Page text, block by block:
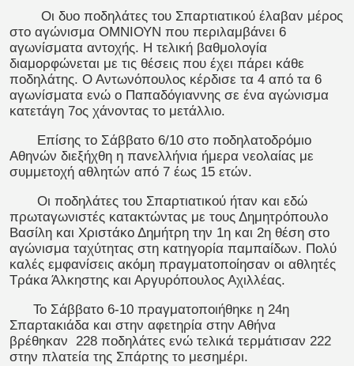
Οι δυο ποδηλάτες του Σπαρτιατικού έλαβαν μέρος
στο αγώνισμα ΟΜΝΙΟΥΝ που περιλαμβάνει 6
αγωνίσματα αντοχής. Η τελική βαθμολογία
διαμορφώνεται με τις θέσεις που έχει πάρει κάθε
ποδηλάτης. Ο Αντωνόπουλος κέρδισε τα 4 από τα 6
αγωνίσματα ενώ ο Παπαδόγιαννης σε ένα αγώνισμα
κατετάγη 7ος χάνοντας το μετάλλιο.
Επίσης το Σάββατο 6/10 στο ποδηλατοδρόμιο
Αθηνών διεξήχθη η πανελλήνια ήμερα νεολαίας με
συμμετοχή αθλητών από 7 έως 15 ετών.
Οι ποδηλάτες του Σπαρτιατικού ήταν και εδώ
πρωταγωνιστές κατακτώντας με τους Δημητρόπουλο
Βασίλη και Χριστάκο Δημήτρη την 1η και 2η θέση στο
αγώνισμα ταχύτητας στη κατηγορία παμπαίδων. Πολύ
καλές εμφανίσεις ακόμη πραγματοποίησαν οι αθλητές
Τράκα Άλκηστης και Αργυρόπουλος Αχιλλέας.
Το Σάββατο 6-10 πραγματοποιήθηκε η 24η
Σπαρτακιάδα και στην αφετηρία στην Αθήνα
βρέθηκαν 228 ποδηλάτες ενώ τελικά τερμάτισαν 222
στην πλατεία της Σπάρτης το μεσημέρι.